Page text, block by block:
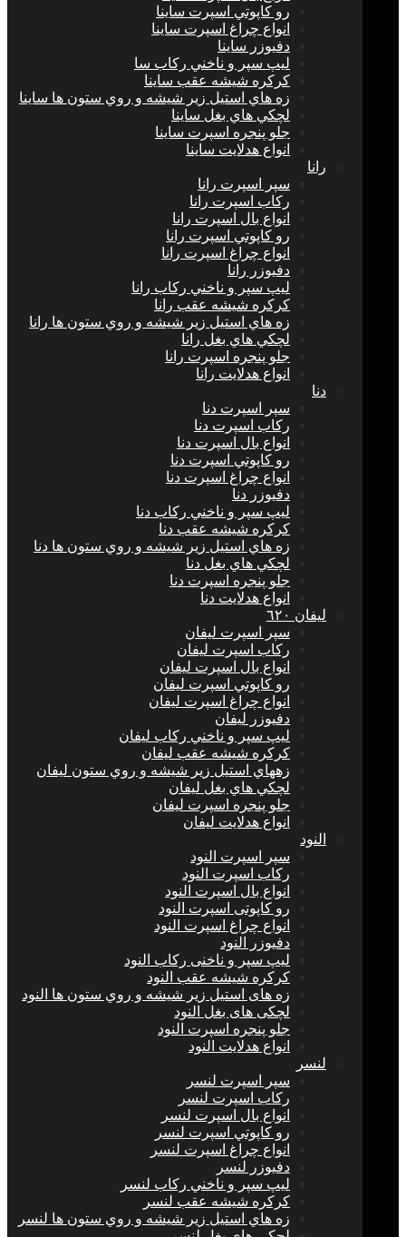
رو كاپوتي اسپرت ساینا
انواع چراغ اسپرت ساینا
دفيوزر ساینا
ليپ سپر و ناخني ركاب سا
كركره شيشه عقب ساینا
زه هاي استيل زير شيشه و روي ستون ها ساینا
لچكي هاي بغل ساینا
جلو پنجره اسپرت ساینا
انواع هدلايت ساینا
رانا
سپر اسپرت رانا
ركاب اسپرت رانا
انواع بال اسپرت رانا
رو كاپوتي اسپرت رانا
انواع چراغ اسپرت رانا
دفيوزر رانا
ليپ سپر و ناخني ركاب رانا
كركره شيشه عقب رانا
زه هاي استيل زير شيشه و روي ستون ها رانا
لچكي هاي بغل رانا
جلو پنجره اسپرت رانا
انواع هدلايت رانا
دنا
سپر اسپرت دنا
ركاب اسپرت دنا
انواع بال اسپرت دنا
رو كاپوتي اسپرت دنا
انواع چراغ اسپرت دنا
دفيوزر دنا
ليپ سپر و ناخني ركاب دنا
كركره شيشه عقب دنا
زه هاي استيل زير شيشه و روي ستون ها دنا
لچكي هاي بغل دنا
جلو پنجره اسپرت دنا
انواع هدلايت دنا
ليفان ٦٢٠
سپر اسپرت ليفان
ركاب اسپرت ليفان
انواع بال اسپرت ليفان
رو كاپوتي اسپرت ليفان
انواع چراغ اسپرت ليفان
دفيوزر ليفان
ليپ سپر و ناخني ركاب ليفان
كركره شيشه عقب ليفان
زههاي استيل زير شيشه و روي ستون ليفان
لچكي هاي بغل ليفان
جلو پنجره اسپرت ليفان
انواع هدلايت ليفان
النود
سپر اسپرت النود
ركاب اسپرت النود
انواع بال اسپرت النود
رو كاپوتی اسپرت النود
انواع چراغ اسپرت النود
دفيوزر النود
ليپ سپر و ناخنی ركاب النود
كركره شيشه عقب النود
زه های استيل زير شيشه و روي ستون ها النود
لچكی های بغل النود
جلو پنجره اسپرت النود
انواع هدلايت النود
لنسر
سپر اسپرت لنسر
ركاب اسپرت لنسر
انواع بال اسپرت لنسر
رو كاپوتي اسپرت لنسر
انواع چراغ اسپرت لنسر
دفيوزر لنسر
ليپ سپر و ناخني ركاب لنسر
كركره شيشه عقب لنسر
زه هاي استيل زير شيشه و روي ستون ها لنسر